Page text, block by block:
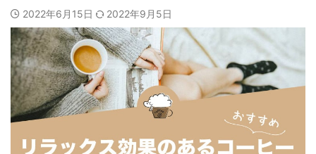
2022年6月15日 2022年9月5日